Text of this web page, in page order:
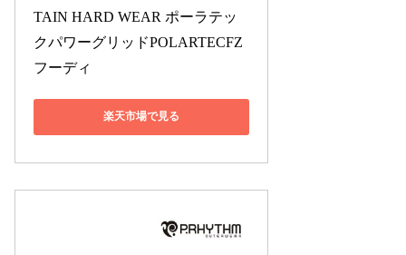
TAIN HARD WEAR ポーラテッ
クパワーグリッドPOLARTECFZ
フーディ
楽天市場で見る